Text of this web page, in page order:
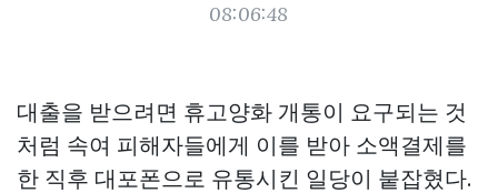
08:06:48
대출을 받으려면 휴고양화 개통이 요구되는 것
처럼 속여 피해자들에게 이를 받아 소액결제를
한 직후 대포폰으로 유통시킨 일당이 붙잡혔다.